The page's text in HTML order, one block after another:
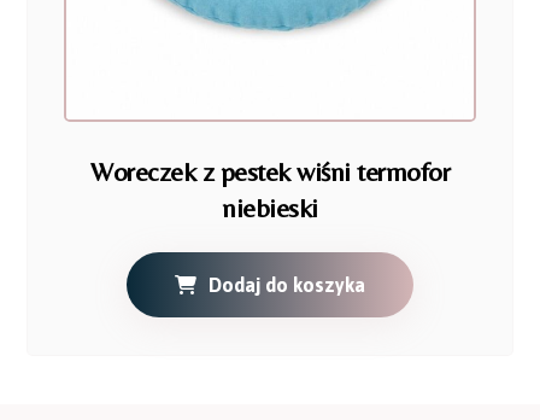
Woreczek z pestek wiśni termofor
niebieski
Dodaj do koszyka